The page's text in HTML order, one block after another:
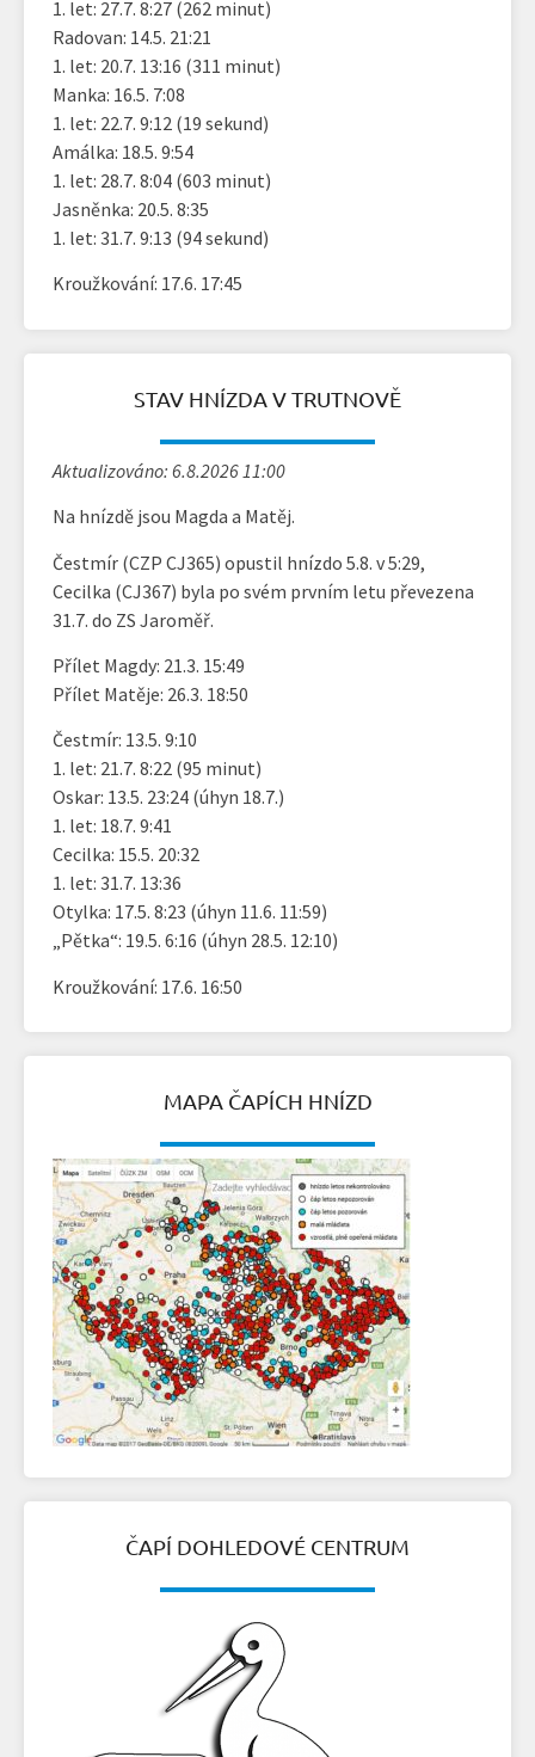
1. let: 27.7. 8:27 (262 minut)
Radovan: 14.5. 21:21
1. let: 20.7. 13:16 (311 minut)
Manka: 16.5. 7:08
1. let: 22.7. 9:12 (19 sekund)
Amálka: 18.5. 9:54
1. let: 28.7. 8:04 (603 minut)
Jasněnka: 20.5. 8:35
1. let: 31.7. 9:13 (94 sekund)
Kroužkování: 17.6. 17:45
STAV HNÍZDA V TRUTNOVĚ
Aktualizováno: 6.8.2026 11:00
Na hnízdě jsou Magda a Matěj.
Čestmír (CZP CJ365) opustil hnízdo 5.8. v 5:29,
Cecilka (CJ367) byla po svém prvním letu převezena
31.7. do ZS Jaroměř.
Přílet Magdy: 21.3. 15:49
Přílet Matěje: 26.3. 18:50
Čestmír: 13.5. 9:10
1. let: 21.7. 8:22 (95 minut)
Oskar: 13.5. 23:24 (úhyn 18.7.)
1. let: 18.7. 9:41
Cecilka: 15.5. 20:32
1. let: 31.7. 13:36
Otylka: 17.5. 8:23 (úhyn 11.6. 11:59)
„Pětka“: 19.5. 6:16 (úhyn 28.5. 12:10)
Kroužkování: 17.6. 16:50
MAPA ČAPÍCH HNÍZD
ČAPÍ DOHLEDOVÉ CENTRUM